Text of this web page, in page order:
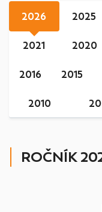
2026 2025
2021 2020
2016 2015
2010
ROČNÍK